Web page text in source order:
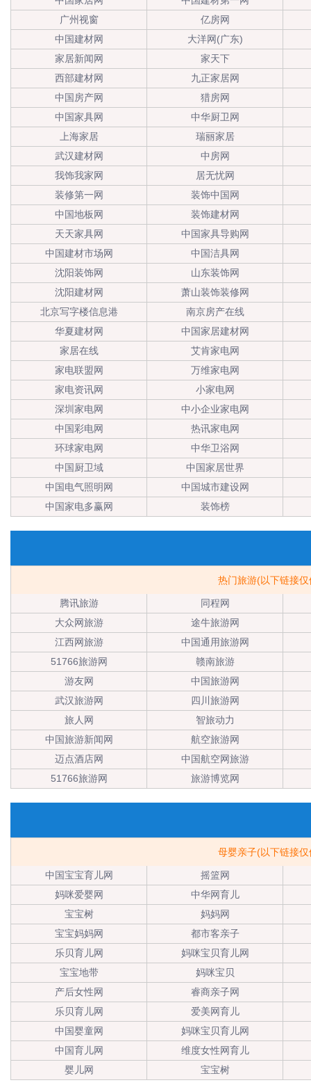
广州视窗
亿房网
中国建材网
大洋网(广东)
家居新闻网
家天下
西部建材网
九正家居网
中国房产网
猎房网
中国家具网
中华厨卫网
上海家居
瑞丽家居
武汉建材网
中房网
我饰我家网
居无忧网
装修第一网
装饰中国网
中国地板网
装饰建材网
天天家具网
中国家具导购网
中国建材市场网
中国洁具网
沈阳装饰网
山东装饰网
沈阳建材网
萧山装饰装修网
北京写字楼信息港
南京房产在线
华夏建材网
中国家居建材网
家居在线
艾肯家电网
家电联盟网
万维家电网
家电资讯网
小家电网
深圳家电网
中小企业家电网
中国彩电网
热讯家电网
环球家电网
中华卫浴网
中国厨卫域
中国家居世界
中国电气照明网
中国城市建设网
中国家电多赢网
装饰榜
热门旅游(以下链接
腾讯旅游
同程网
大众网旅游
途牛旅游网
江西网旅游
中国通用旅游网
51766旅游网
赣南旅游
游友网
中国旅游网
武汉旅游网
四川旅游网
旅人网
智旅动力
中国旅游新闻网
航空旅游网
迈点酒店网
中国航空网旅游
51766旅游网
旅游博览网
母婴亲子(以下链接
中国宝宝育儿网
摇篮网
妈咪爱婴网
中华网育儿
宝宝树
妈妈网
宝宝妈妈网
都市客亲子
乐贝育儿网
妈咪宝贝育儿网
宝宝地带
妈咪宝贝
产后女性网
睿商亲子网
乐贝育儿网
爱美网育儿
中国婴童网
妈咪宝贝育儿网
中国育儿网
维度女性网育儿
婴儿网
宝宝树